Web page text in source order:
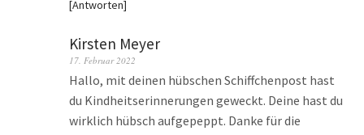
Antworten
Kirsten Meyer
17. Februar 2022
Hallo, mit deinen hübschen Schiffchenpost hast
du Kindheitserinnerungen geweckt. Deine hast du
wirklich hübsch aufgepeppt. Danke für die